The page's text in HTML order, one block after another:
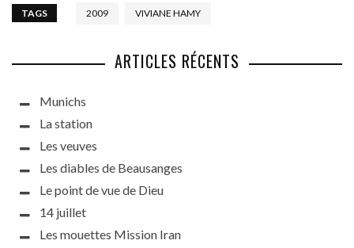
TAGS 2009 VIVIANE HAMY
ARTICLES RÉCENTS
Munichs
La station
Les veuves
Les diables de Beausanges
Le point de vue de Dieu
14 juillet
Les mouettes Mission Iran